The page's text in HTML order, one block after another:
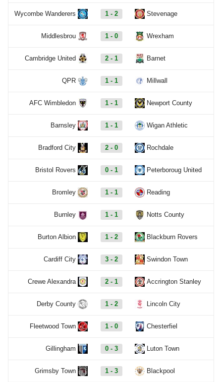
Wycombe Wanderers 1 - 2 Stevenage
Middlesbrou 1 - 0 Wrexham
Cambridge United 2 - 1 Barnet
QPR 1 - 1 Millwall
AFC Wimbledon 1 - 1 Newport County
Barnsley 1 - 1 Wigan Athletic
Bradford City 2 - 0 Rochdale
Bristol Rovers 0 - 1 Peterboroug United
Bromley 1 - 1 Reading
Burnley 1 - 1 Notts County
Burton Albion 1 - 2 Blackburn Rovers
Cardiff City 3 - 2 Swindon Town
Crewe Alexandra 2 - 1 Accrington Stanley
Derby County 1 - 2 Lincoln City
Fleetwood Town 1 - 0 Chesterfiel
Gillingham 0 - 3 Luton Town
Grimsby Town 1 - 3 Blackpool